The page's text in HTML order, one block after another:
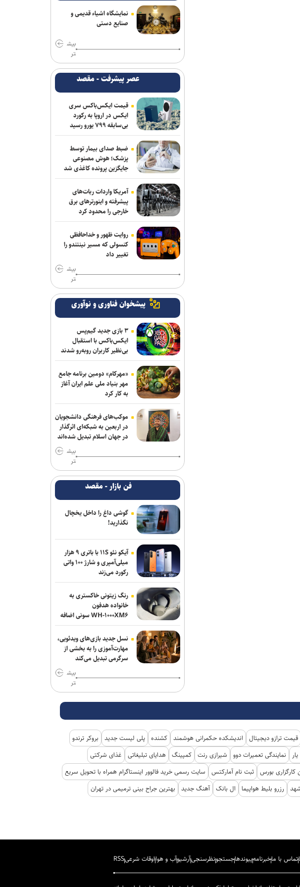
نمایشگاه اشیاء قدیمی و
صنایع دستی
بیش
تر
عصر پیشرفت - مقصد
قیمت ایکس‌باکس سری
ایکس در اروپا به رکورد
بی‌سابقه ۷۹۹ یورو رسید
ضبط صدای بیمار توسط
پزشک؛ هوش مصنوعی
جایگزین پرونده کاغذی شد
آمریکا واردات ربات‌های
پیشرفته و اینورترهای برق
خارجی را محدود کرد
روایت ظهور و خداحافظی
کنسولی که مسیر نینتندو را
تغییر داد
بیش
تر
پیشخوان فناوری و نوآوری
۳ بازی جدید گیم‌پس
ایکس‌باکس با استقبال
بی‌نظیر کاربران روبه‌رو شدند
«مهرکام» دومین برنامه جامع
مهر بنیاد ملی علم ایران آغاز
به کار کرد
موکب‌های فرهنگی دانشجویان
در اربعین به شبکه‌ای اثرگذار
در جهان اسلام تبدیل شده‌اند
بیش
تر
فن بازار - مقصد
گوشی داغ را داخل یخچال
نگذارید!
آیکو نئو ۱۱S با باتری ۹ هزار
میلی‌آمپری و شارژ ۱۰۰ واتی
رکورد می‌زند
رنگ زیتونی خاکستری به
خانواده هدفون
WH-۱۰۰۰XM۶ سونی اضافه
شد
نسل جدید بازی‌های ویدئویی،
مهارت‌آموزی را به بخشی از
سرگرمی تبدیل می‌کند
بیش
تر
قیمت ترازو دیجیتال اندیشکده حکمرانی هوشمند کشنده پلی لیست جدید
بروکر ترندو
نمایندگی تعمیرات دوو شیرازی رنت کمپینگ هدایای تبلیغاتی
غذای شرکتی
کارگزاری بورس ثبت نام آمارکتس
سایت رسمی خرید فالوور اینستاگرام همراه با تحویل سریع
رزرو بلیط هواپیما ال بانک آهنگ جدید
بهترین جراح بینی ترمیمی در تهران
تماس با ماخبرنامهپیوندهاجستجونظرسنجیآرشیوآب و هوااوقات شرعیRSS